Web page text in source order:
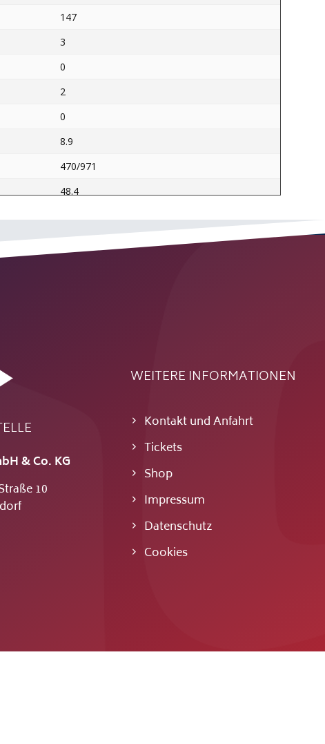
147
3
0
2
0
8.9
470/971
48.4
11.2
& Co. KG
10
WEITERE INFORMATIONEN
Kontakt und Anfahrt
Tickets
Shop
Impressum
Datenschutz
Cookies